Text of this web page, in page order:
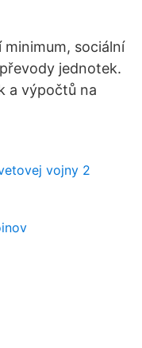
sociální
jednotek.
a výpočtů na
vojny 2